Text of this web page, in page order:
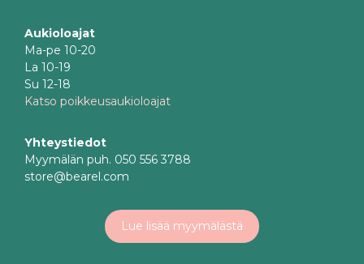
Aukioloajat
Ma-pe 10-20
La 10-19
Su 12-18
Katso poikkeusaukioloajat
Yhteystiedot
Myymälän puh. 050 556 3788
store@bearel.com
Lue lisää myymälästä